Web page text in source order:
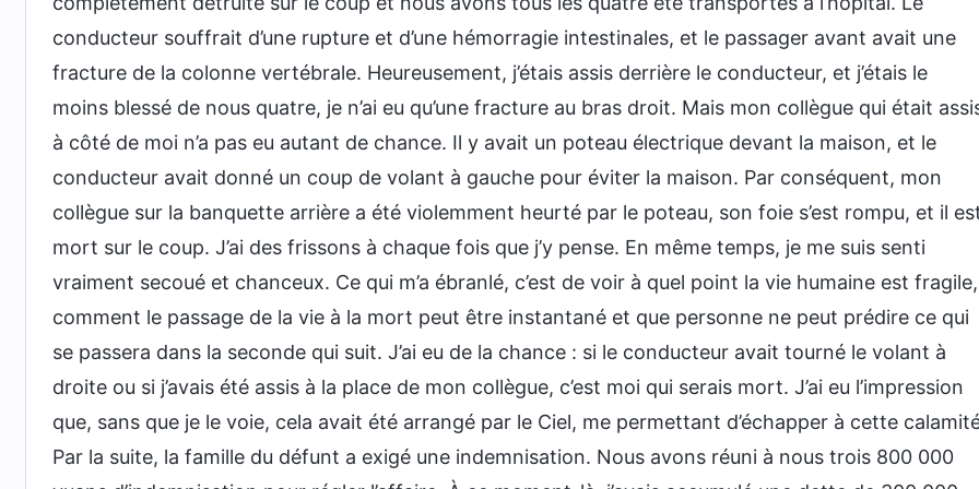
conducteur souffrait d’une rupture et d’une hémorragie intestinales, et le passager avant avait une
fracture de la colonne vertébrale. Heureusement, j’étais assis derrière le conducteur, et j’étais le
moins blessé de nous quatre, je n’ai eu qu’une fracture au bras droit. Mais mon collègue qui était
à côté de moi n’a pas eu autant de chance. Il y avait un poteau électrique devant la maison, et le
conducteur avait donné un coup de volant à gauche pour éviter la maison. Par conséquent, mon
collègue sur la banquette arrière a été violemment heurté par le poteau, son foie s’est rompu, et il
mort sur le coup. J’ai des frissons à chaque fois que j’y pense. En même temps, je me suis senti
vraiment secoué et chanceux. Ce qui m’a ébranlé, c’est de voir à quel point la vie humaine est fragile,
comment le passage de la vie à la mort peut être instantané et que personne ne peut prédire ce qui
se passera dans la seconde qui suit. J’ai eu de la chance : si le conducteur avait tourné le volant à
droite ou si j’avais été assis à la place de mon collègue, c’est moi qui serais mort. J’ai eu l’impression
que, sans que je le voie, cela avait été arrangé par le Ciel, me permettant d’échapper à cette
Par la suite, la famille du défunt a exigé une indemnisation. Nous avons réuni à nous trois 800 000